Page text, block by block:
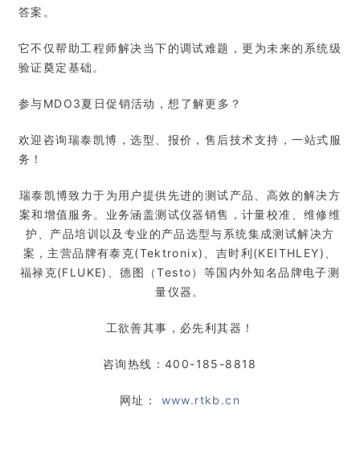
答案。
它不仅帮助工程师解决当下的调试难题，更为未来的系统级
验证奠定基础。
参与MDO3夏日促销活动，想了解更多？
欢迎咨询瑞泰凯博，选型、报价，售后技术支持，一站式服
务！
瑞泰凯博致力于为用户提供先进的测试产品、高效的解决方
案和增值服务。业务涵盖测试仪器销售，计量校准、维修维
护、产品培训以及专业的产品选型与系统集成测试解决方
案，主营品牌有泰克(Tektronix)、吉时利(KEITHLEY)、
福禄克(FLUKE)、德图（Testo）等国内外知名品牌电子测
量仪器。
工欲善其事，必先利其器！
咨询热线：400-185-8818
网址： www.rtkb.cn